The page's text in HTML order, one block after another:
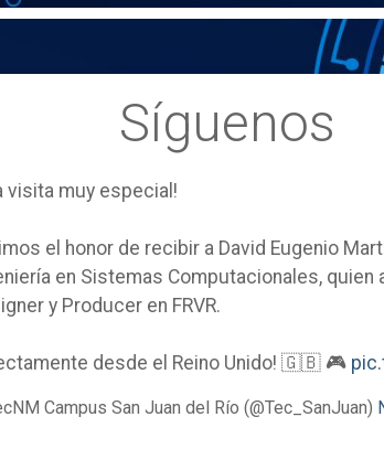
Síguenos
visita muy especial!
el honor de recibir a David Eugenio
en Sistemas Computacionales,
y Producer en FRVR.
desde el Reino Unido! 🇬🇧 🎮
Campus San Juan del Río (@Tec_SanJuan)